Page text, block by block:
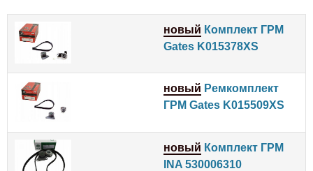
новый Комплект ГРМ
Gates K015378XS
новый Ремкомплект
ГРМ Gates K015509XS
новый Комплект ГРМ
INA 530006310